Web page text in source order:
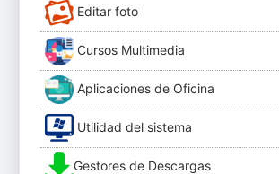
Editar foto
Cursos Multimedia
Aplicaciones de Oficina
Utilidad del sistema
Gestores de Descargas